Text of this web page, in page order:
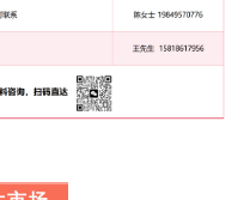
荣SM2259XT主控 /